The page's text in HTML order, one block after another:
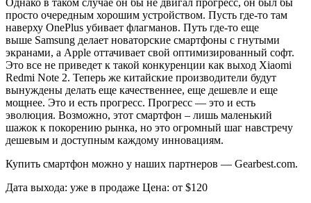
Однако в таком случае он бы не двигал прогресс, он был бы
просто очередным хорошим устройством. Пусть где-то там
наверху OnePlus убивает флагманов. Путь где-то еще
выше Samsung делает новаторские смартфоны с гнутыми
экранами, а Apple оттачивает свой оптимизированный софт.
Это все не приведет к такой конкуренции как выход Xiaomi
Redmi Note 2. Теперь же китайские производители будут
вынуждены делать еще качественнее, еще дешевле и еще
мощнее. Это и есть прогресс. Прогресс — это и есть
эволюция. Возможно, этот смартфон – лишь маленький
шажок к покорению рынка, но это огромный шаг навстречу
дешевым и доступным каждому инновациям.
Купить смартфон можно у наших партнеров — Gearbest.com.
Дата выхода: уже в продаже Цена: от $120